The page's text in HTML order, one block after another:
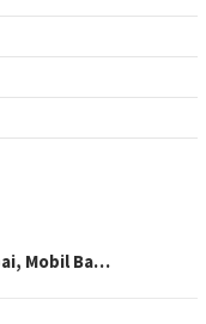
Mobil Ba…